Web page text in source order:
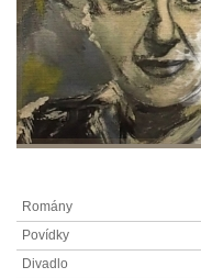
Romány
Povídky
Divadlo